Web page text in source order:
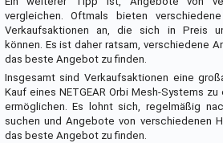
vergleichen. Oftmals bieten
Verkaufsaktionen an, die sich in Preis
können. Es ist daher ratsam, verschiedene
das beste Angebot zu finden.
Insgesamt sind Verkaufsaktionen eine
Kauf eines NETGEAR Orbi Mesh-Systems
ermöglichen. Es lohnt sich, regelmäßig
suchen und Angebote von verschiedenen
das beste Angebot zu finden.